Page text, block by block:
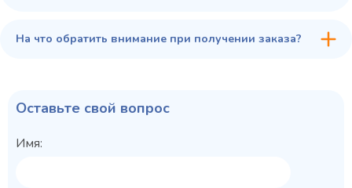
На что обратить внимание при получении заказа?
Оставьте свой вопрос
Имя: